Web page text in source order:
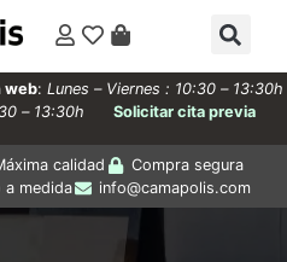
web: Lunes – Viernes : 10:30 – 13:30h
– 13:30h
Solicitar cita previa
calidad
Compra segura
a medida info@camapolis.com